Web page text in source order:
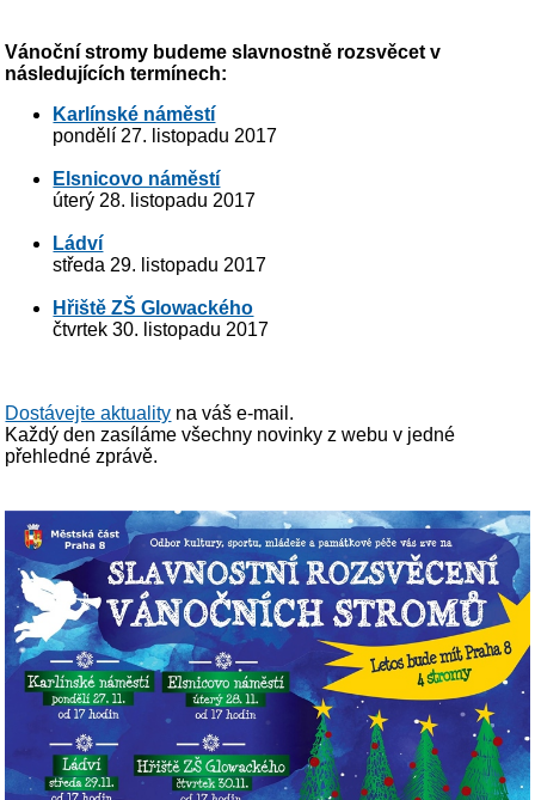
Vánoční stromy budeme slavnostně rozsvěcet v
následujících termínech:
Karlínské náměstí
pondělí 27. listopadu 2017
Elsnicovo náměstí
úterý 28. listopadu 2017
Ládví
středa 29. listopadu 2017
Hřiště ZŠ Glowackého
čtvrtek 30. listopadu 2017
Dostávejte aktuality na váš e-mail.
Každý den zasíláme všechny novinky z webu v jedné
přehledné zprávě.